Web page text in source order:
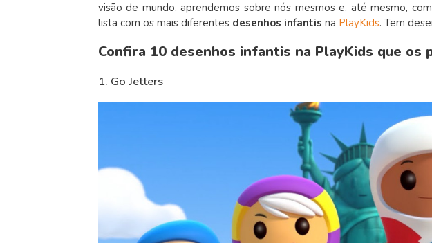
visão de mundo, aprendemos sobre nós mesmos e, até mesmo,
lista com os mais diferentes desenhos infantis na PlayKids. Tem
Confira 10 desenhos infantis na PlayKids que os
1. Go Jetters